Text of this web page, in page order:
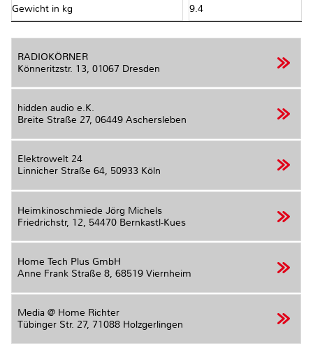
Gewicht in kg 9.4
RADIOKÖRNER
Könneritzstr. 13, 01067 Dresden
hidden audio e.K.
Breite Straße 27, 06449 Aschersleben
Elektrowelt 24
Linnicher Straße 64, 50933 Köln
Heimkinoschmiede Jörg Michels
Friedrichstr, 12, 54470 Bernkastl-Kues
Home Tech Plus GmbH
Anne Frank Straße 8, 68519 Viernheim
Media @ Home Richter
Tübinger Str. 27, 71088 Holzgerlingen